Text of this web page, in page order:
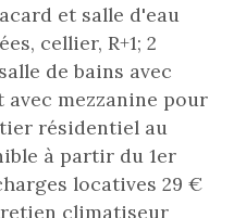
et salle d'eau
cellier, R+1; 2
de bains avec
mezzanine pour
résidentiel au
à partir du 1er
locatives 29 €
climatiseur